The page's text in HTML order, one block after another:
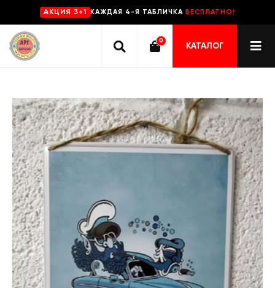
AKЦИЯ 3+1 КАЖДАЯ 4-Я ТАБЛИЧКА БЕСПЛАТНО!
0
КАТАЛОГ